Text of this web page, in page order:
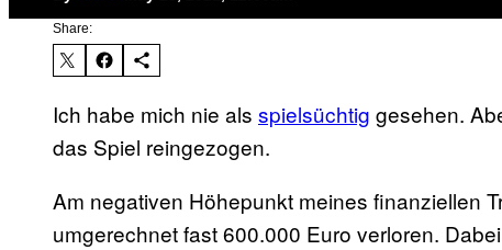
Share:
Ich habe mich nie als spielsüchtig gesehen.
das Spiel reingezogen.
Am negativen Höhepunkt meines finanziellen
umgerechnet fast 600.000 Euro verloren.